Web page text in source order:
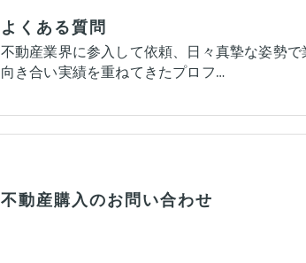
よくある質問
不動産業界に参入して依頼、日々真摯な姿勢で
向き合い実績を重ねてきたプロフ…
不動産購入のお問い合わせ